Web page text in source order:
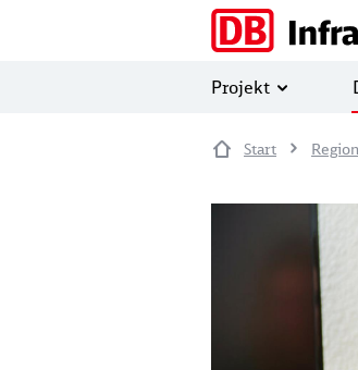
Projekt
Start